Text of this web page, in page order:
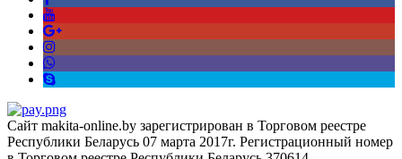
Сайт makita-online.by зарегистрирован в Торговом реестре
Республики Беларусь 07 марта 2017г. Регистрационный номер